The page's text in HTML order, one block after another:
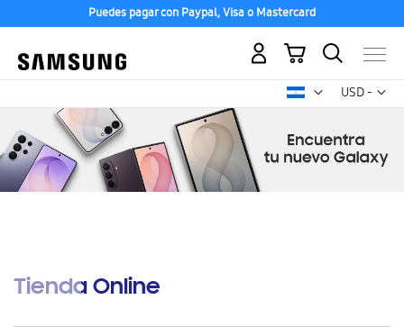
Puedes pagar con Paypal, Visa o Mastercard
USD -
dólar
Mi carrito
Tienda Online